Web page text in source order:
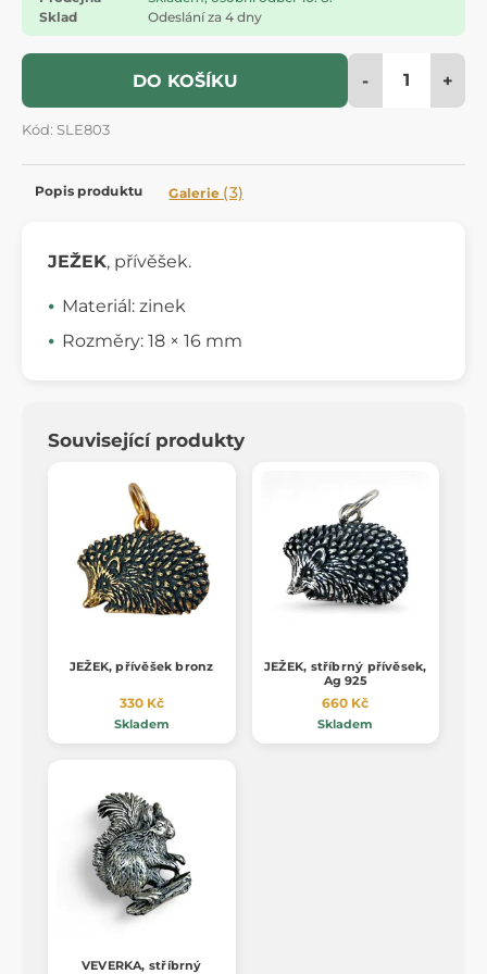
Sklad
Odeslání za 4 dny
DO KOŠÍKU - +
Kód: SLE803
Popis produktu Galerie (3)
JEŽEK, přívěšek.
Materiál: zinek
Rozměry: 18 × 16 mm
Související produkty
JEŽEK, přívěšek bronz
330 Kč
Skladem
JEŽEK, stříbrný přívěsek,
Ag 925
660 Kč
Skladem
VEVERKA, stříbrný